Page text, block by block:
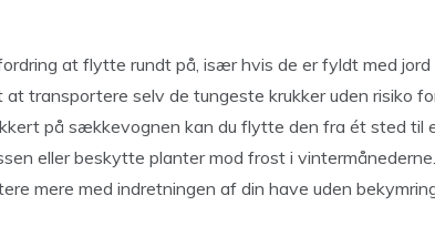
at flytte rundt på, især hvis de er fyldt med jord
transportere selv de tungeste krukker uden risiko
på sækkevognen kan du flytte den fra ét sted til
eller beskytte planter mod frost i
mere med indretningen af din have uden